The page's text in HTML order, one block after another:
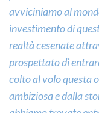
avviciniamo al
investimento di
realtà cesenate
prospettato di
colto al volo questa
ambiziosa e dalla